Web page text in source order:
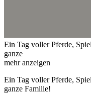
Ein Tag voller Pferde,
ganze
mehr anzeigen
Ein Tag voller Pferde,
ganze Familie!